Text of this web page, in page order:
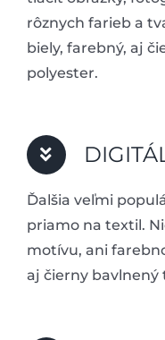
rôznych farieb a
biely, farebný, aj
polyester.
Ďalšia veľmi
priamo na textil.
motívu, ani
aj čierny bavlnený